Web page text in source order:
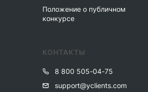
КОНТАКТЫ
8 800 505-04-75
support@yclients.com
Положение о публичном
конкурсе